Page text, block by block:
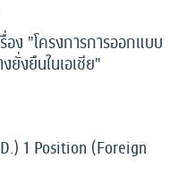
ง "โครงการการออกแบบ
ยั่งยืนในเอเชีย"
1 Position (Foreign